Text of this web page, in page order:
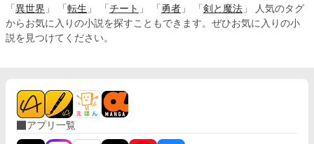
「 異世界 」 「 転生 」 「 チート 」 「 勇者 」 「 剣と魔法 」 人気のタグ
からお気に入りの小説を探すこともできます。ぜひお気に入りの小
説を見つけてください。
アプリ一覧